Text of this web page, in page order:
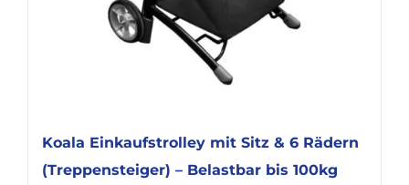
Koala Einkaufstrolley mit Sitz & 6 Rädern
(Treppensteiger) – Belastbar bis 100kg